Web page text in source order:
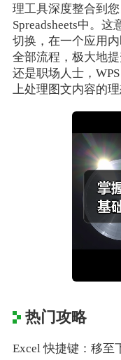
理工具深度整合到
Spreadsheets中。
切换，在一个应用
全部流程，极大地
还是职场人士，
上处理图文内容的理
热门攻略
Excel 快捷键：移至